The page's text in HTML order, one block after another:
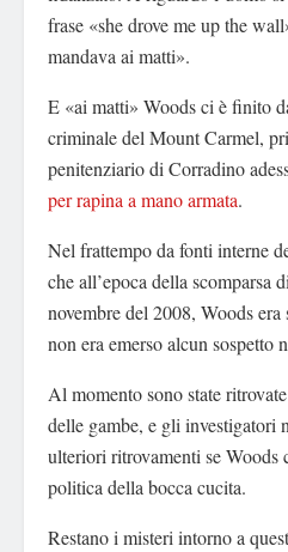
frase «she drove me up the
mandava ai matti».
E «ai matti» Woods ci è finito
criminale del Mount Carmel,
penitenziario di Corradino
per rapina a mano armata.
Nel frattempo da fonti interne
che all’epoca della scomparsa
novembre del 2008, Woods
non era emerso alcun sospetto
Al momento sono state
delle gambe, e gli investigatori
ulteriori ritrovamenti se Woods
politica della bocca cucita.
Restano i misteri intorno a